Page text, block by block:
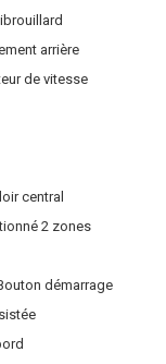
arrière
de vitesse
central
2 zones
démarrage